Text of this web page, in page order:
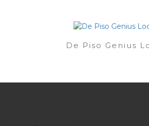
De Piso Genius